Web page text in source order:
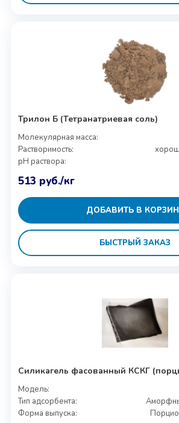
Трилон Б (Тетранатриевая соль)
Молекулярная масса:
Растворимость:
pH раствора:
513 руб./кг
ДОБАВИТЬ В
БЫСТРЫЙ ЗАКАЗ
Силикагель фасованный КСКГ
Модель:
Тип адсорбента:
Форма выпуска: